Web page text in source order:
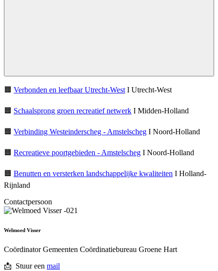
🟧 Verbonden en leefbaar Utrecht-West I Utrecht-West
🟧 Schaalsprong groen recreatief netwerk I Midden-Holland
🟧 Verbinding Westeinderscheg - Amstelscheg I Noord-Holland
🟧 Recreatieve poortgebieden - Amstelscheg I Noord-Holland
🟧 Benutten en versterken landschappelijke kwaliteiten I Holland-
Rijnland
Contactpersoon
Welmoed Visser
Coördinator Gemeenten Coördinatiebureau Groene Hart
📩 Stuur een mail